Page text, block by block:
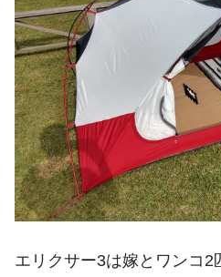
エリクサー3は嫁とワンコ2